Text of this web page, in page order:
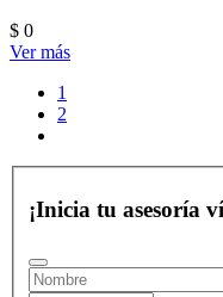
$ 0
Ver más
1
2
¡Inicia tu asesoría